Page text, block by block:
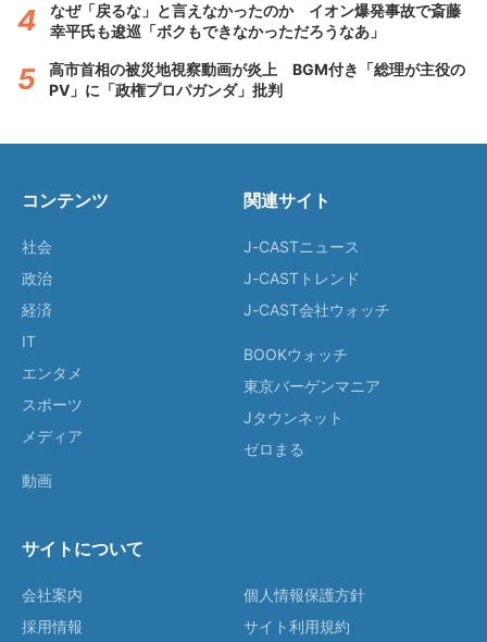
なぜ「戻るな」と言えなかったのか イオン爆発事故で斎藤
幸平氏も逡巡「ボクもできなかっただろうなあ」
高市首相の被災地視察動画が炎上 BGM付き「総理が主役の
PV」に「政権プロパガンダ」批判
コンテンツ
社会
政治
経済
IT
エンタメ
スポーツ
メディア
動画
関連サイト
J-CASTニュース
J-CASTトレンド
J-CAST会社ウォッチ
BOOKウォッチ
東京バーゲンマニア
Jタウンネット
ゼロまる
サイトについて
会社案内
採用情報
個人情報保護方針
サイト利用規約